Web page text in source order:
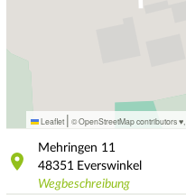
Leaflet | © OpenStreetMap contributors ♥,
Mehringen 11
48351
Everswinkel
Wegbeschreibung